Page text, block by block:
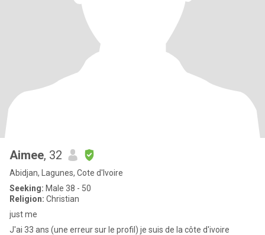
Aimee, 32
Abidjan, Lagunes, Cote d'Ivoire
Seeking: Male 38 - 50
Religion: Christian
just me
J'ai 33 ans (une erreur sur le profil) je suis de la côte d'ivoire